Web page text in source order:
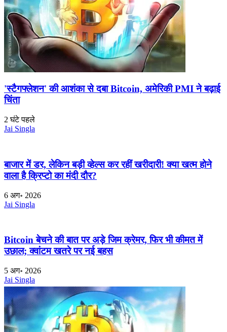
'स्टैगफ्लेशन' की आशंका से दबा Bitcoin, अमेरिकी PMI ने बढ़ाई
चिंता
2 घंटे पहले
Jai Singla
बाजार में डर, लेकिन बड़ी व्हेल्स कर रहीं खरीदारी! क्या खत्म होने
वाला है क्रिप्टो का मंदी दौर?
6 अग॰ 2026
Jai Singla
Bitcoin बेचने की बात पर अड़े जिम क्रेमर, फिर भी कीमत में
उछाल; क्वांटम खतरे पर नई बहस
5 अग॰ 2026
Jai Singla